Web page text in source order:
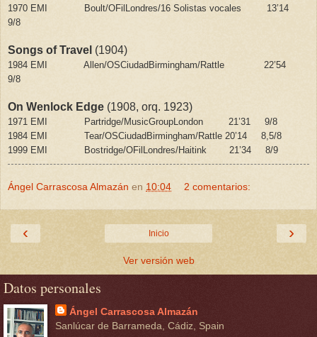
1970 EMI Boult/OFilLondres/16 Solistas vocales
13’14
9/8
Songs of Travel (1904)
1984 EMI Allen/OSCiudadBirmingham/Rattle
22’54
9/8
On Wenlock Edge (1908, orq. 1923)
1971 EMI Partridge/MusicGroupLondon 21’31
9/8
1984 EMI
Tear/OSCiudadBirmingham/Rattle 20’14
8,5/8
1999 EMI
Bostridge/OFilLondres/Haitink 21’34 8/9
Ángel Carrascosa Almazán en 10:04 2 comentarios:
‹ ›
Inicio
Ver versión web
Datos personales
Ángel Carrascosa Almazán
Sanlúcar de Barrameda, Cádiz, Spain